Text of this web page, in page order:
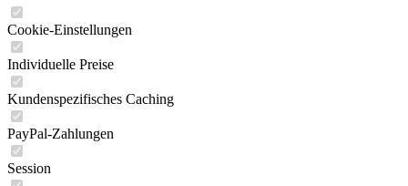
Cookie-Einstellungen
Individuelle Preise
Kundenspezifisches Caching
PayPal-Zahlungen
Session